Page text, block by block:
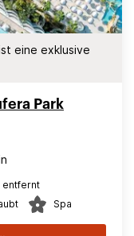
eine exklusive
Park
entfernt
Spa